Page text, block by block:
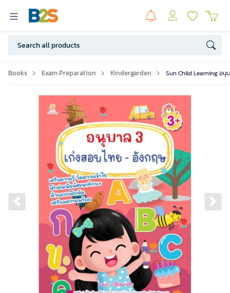
Books Exam Preparation Kindergarden Sun Child Learning อนุ
Previous slide